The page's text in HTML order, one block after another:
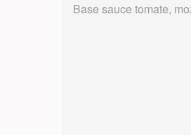
Base sauce tomate,